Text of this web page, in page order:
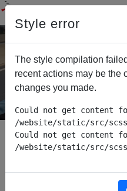
Conseils
Style error
The style compilation
recent actions may be the
changes you made.
Could not get content
/website/static/src/
Could not get content
/website/static/src/